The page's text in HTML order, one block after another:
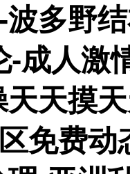
波多野
-成人激
天天摸
免费